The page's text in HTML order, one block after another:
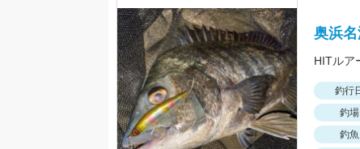
奥浜名
HITルア
釣行
釣場
釣魚